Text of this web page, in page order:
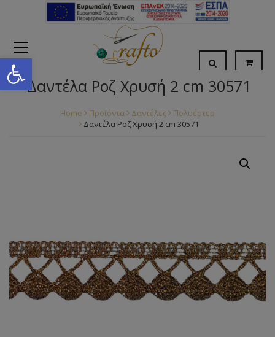
Open toolbar
Δαντέλα Ροζ Χρυσή 2 cm 30571
Home Προϊόντα Δαντέλες
Πολυέστερ
Δαντέλα Ροζ Χρυσή 2 cm 30571